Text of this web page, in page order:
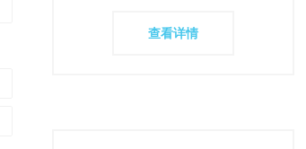
查看详情